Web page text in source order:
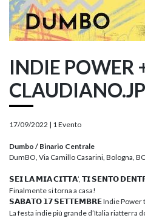
INDIE POWER
17/09/2022 | 1 Evento
Dumbo / Binario Centrale
DumBO, Via Camillo Casarini, Bologna,
𝗦𝗘𝗜 𝗟𝗔 𝗠𝗜𝗔 𝗖𝗜𝗧𝗧𝗔’, 𝗧𝗜 𝗦𝗘𝗡𝗧𝗢
Finalmente si torna a casa!
𝗦𝗔𝗕𝗔𝗧𝗢 𝟭𝟳 𝗦𝗘𝗧𝗧𝗘𝗠𝗕𝗥𝗘 Indie
La festa indie più grande d’Italia riatterra